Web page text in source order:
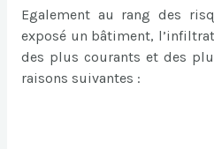
Egalement au rang des
exposé un bâtiment,
des plus courants et des
raisons suivantes :